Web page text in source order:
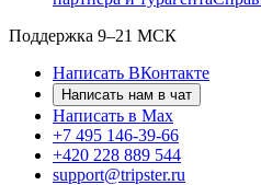
Поддержка 9–21 МСК
Написать ВКонтакте
Написать нам в чат
Написать в Max
+7 495 146-39-66
+420 228 889 544
support@tripster.ru